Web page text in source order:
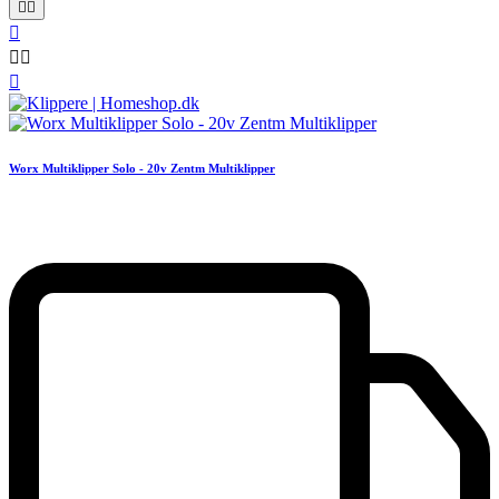
 

 

Worx Multiklipper Solo - 20v Zentm Multiklipper